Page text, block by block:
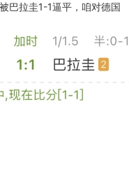
巴拉圭1-1逼平，咱对德国